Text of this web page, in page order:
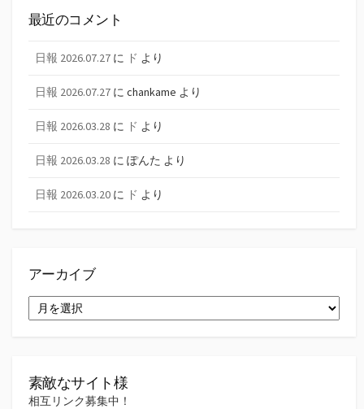
最近のコメント
日報 2026.07.27 に ド より
日報 2026.07.27 に chankame より
日報 2026.03.28 に ド より
日報 2026.03.28 に ぽんた より
日報 2026.03.20 に ド より
アーカイブ
ー
素敵なサイト様
相互リンク募集中！